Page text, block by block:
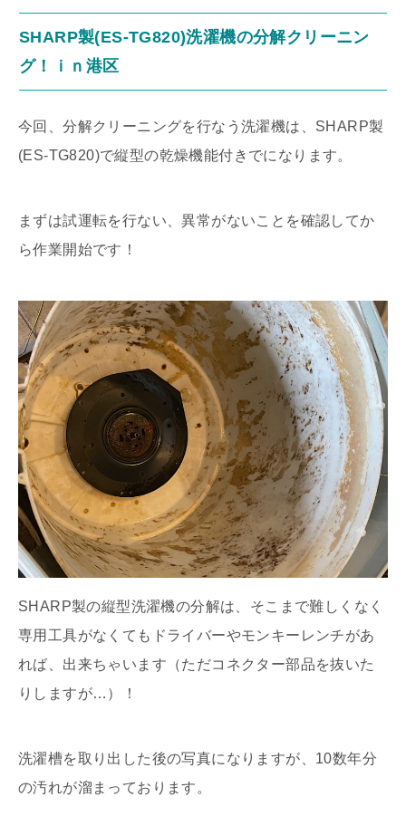
SHARP製(ES-TG820)洗濯機の分解クリーニン
グ！ｉｎ港区
今回、分解クリーニングを行なう洗濯機は、SHARP製
(ES-TG820)で縦型の乾燥機能付きでになります。
まずは試運転を行ない、異常がないことを確認してか
ら作業開始です！
SHARP製の縦型洗濯機の分解は、そこまで難しくなく
専用工具がなくてもドライバーやモンキーレンチがあ
れば、出来ちゃいます（ただコネクター部品を抜いた
りしますが…）！
洗濯槽を取り出した後の写真になりますが、10数年分
の汚れが溜まっております。